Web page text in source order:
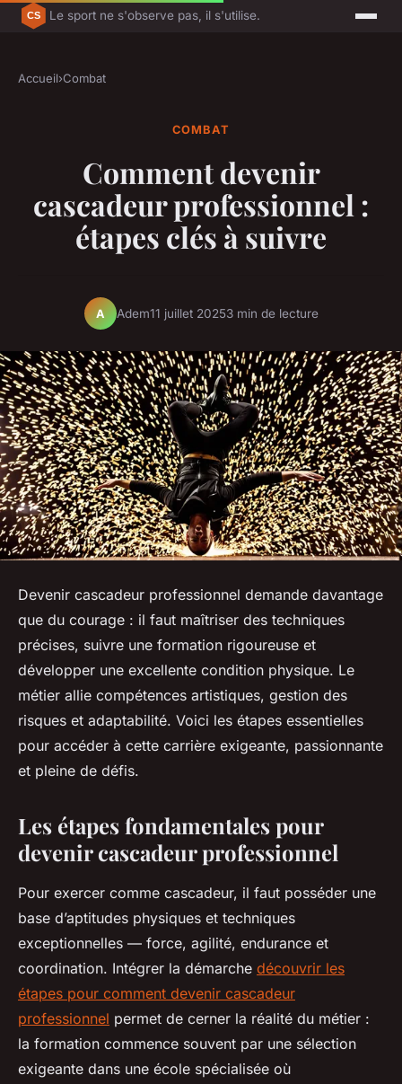
Le sport ne s'observe pas, il s'utilise.
Accueil›Combat
COMBAT
Comment devenir
cascadeur professionnel :
étapes clés à suivre
A Adem11 juillet 20253 min de lecture
Devenir cascadeur professionnel demande davantage
que du courage : il faut maîtriser des techniques
précises, suivre une formation rigoureuse et
développer une excellente condition physique. Le
métier allie compétences artistiques, gestion des
risques et adaptabilité. Voici les étapes essentielles
pour accéder à cette carrière exigeante, passionnante
et pleine de défis.
Les étapes fondamentales pour
devenir cascadeur professionnel
Pour exercer comme cascadeur, il faut posséder une
base d’aptitudes physiques et techniques
exceptionnelles — force, agilité, endurance et
coordination. Intégrer la démarche découvrir les
étapes pour comment devenir cascadeur
professionnel permet de cerner la réalité du métier :
la formation commence souvent par une sélection
exigeante dans une école spécialisée où